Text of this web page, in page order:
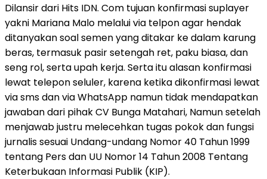
Dilansir dari Hits IDN. Com tujuan konfirmasi suplayer
yakni Mariana Malo melalui via telpon agar hendak
ditanyakan soal semen yang ditakar ke dalam karung
beras, termasuk pasir setengah ret, paku biasa, dan
seng rol, serta upah kerja. Serta itu alasan konfirmasi
lewat telepon seluler, karena ketika dikonfirmasi lewat
via sms dan via WhatsApp namun tidak mendapatkan
jawaban dari pihak CV Bunga Matahari, Namun setelah
menjawab justru melecehkan tugas pokok dan fungsi
jurnalis sesuai Undang-undang Nomor 40 Tahun 1999
tentang Pers dan UU Nomor 14 Tahun 2008 Tentang
Keterbukaan Informasi Publik (KIP).